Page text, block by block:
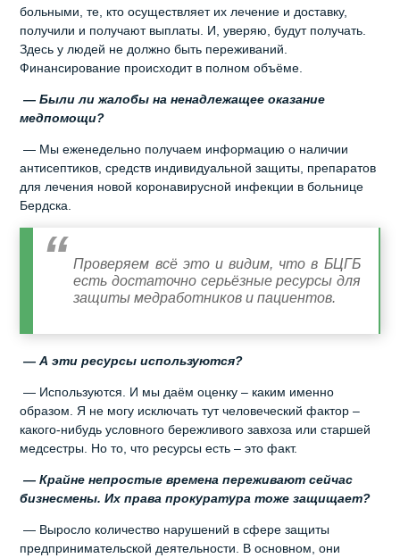
больными, те, кто осуществляет их лечение и доставку,
получили и получают выплаты. И, уверяю, будут получать.
Здесь у людей не должно быть переживаний.
Финансирование происходит в полном объёме.
— Были ли жалобы на ненадлежащее оказание
медпомощи?
— Мы еженедельно получаем информацию о наличии
антисептиков, средств индивидуальной защиты, препаратов
для лечения новой коронавирусной инфекции в больнице
Бердска.
Проверяем всё это и видим, что в БЦГБ
есть достаточно серьёзные ресурсы для
защиты медработников и пациентов.
— А эти ресурсы используются?
— Используются. И мы даём оценку – каким именно
образом. Я не могу исключать тут человеческий фактор –
какого-нибудь условного бережливого завхоза или старшей
медсестры. Но то, что ресурсы есть – это факт.
— Крайне непростые времена переживают сейчас
бизнесмены. Их права прокуратура тоже защищает?
— Выросло количество нарушений в сфере защиты
предпринимательской деятельности. В основном, они